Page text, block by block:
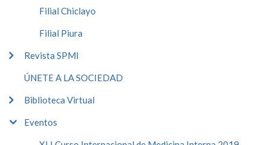
Filial Chiclayo
Filial Piura
Revista SPMI
ÚNETE A LA SOCIEDAD
Biblioteca Virtual
Eventos